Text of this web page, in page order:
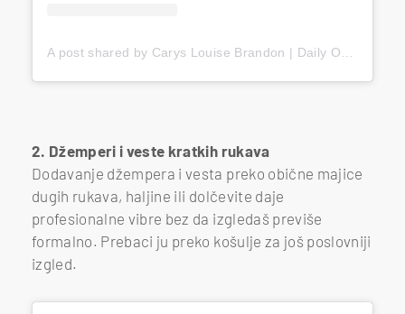
2. Džemperi i veste kratkih rukava
Dodavanje džempera i vesta preko obične majice
dugih rukava, haljine ili dolčevite daje
profesionalne vibre bez da izgledaš previše
formalno. Prebaci ju preko košulje za još poslovniji
izgled.